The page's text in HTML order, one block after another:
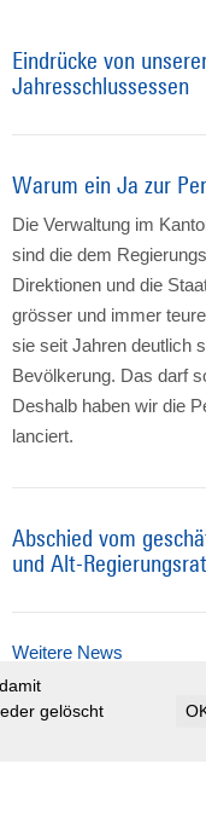
Eindrücke von
Jahresschlussessen
Warum ein Ja zur
Die Verwaltung im
sind die dem
Direktionen und die
grösser und immer
sie seit Jahren deutlich
Bevölkerung. Das darf
Deshalb haben wir die
lanciert.
Abschied vom
und Alt-
Weitere News
gelöscht